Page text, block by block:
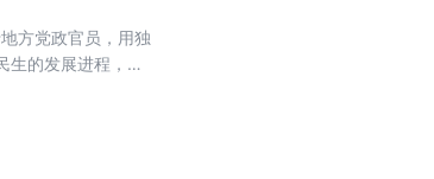
方党政官员，用独
生的发展进程，力